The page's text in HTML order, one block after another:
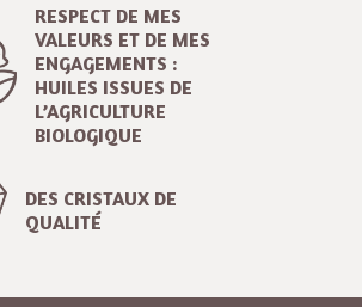
RESPECT DE MES
VALEURS ET DE MES
ENGAGEMENTS :
HUILES ISSUES DE
L’AGRICULTURE
BIOLOGIQUE
DES CRISTAUX DE
QUALITÉ